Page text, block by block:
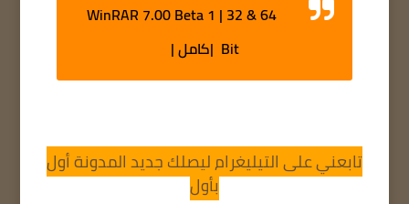
WinRAR 7.00 Beta 1 | 32 & 64
Bit |كامل |
تابعني على التيليغرام ليصلك جديد المدونة أول
بأول